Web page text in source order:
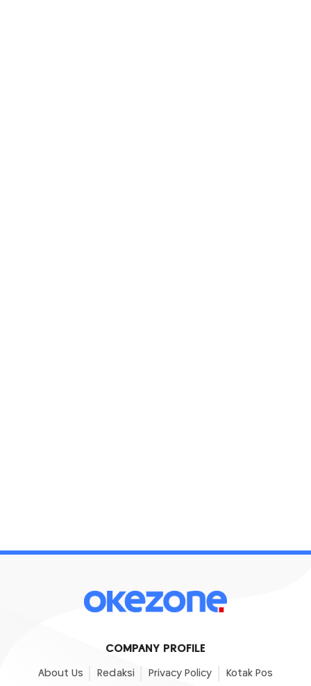
COMPANY PROFILE
About Us Redaksi Privacy Policy Kotak Pos